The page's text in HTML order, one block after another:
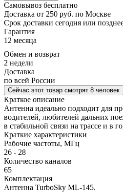
Самовывоз бесплатно
Доставка от 250 руб. по Москве
Cрок доставки сегодня или
Гарантия
12 месяца
Обмен и возврат
2 недели
Доставка
по всей России
Сейчас этот товар смотрят 8 человек
Краткое описание
Антенна идеально подходит для
водителей, любителей дальних
в стабильной связи на трассе и в
Краткие характеристики
Рабочие частоты, МГц
26 - 28
Количество каналов
65
Комплектация
Антенна TurboSky ML-145.